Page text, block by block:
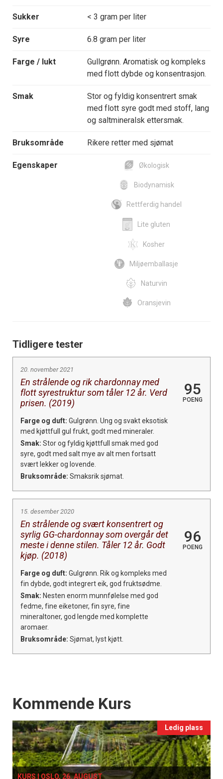
Sukker < 3 gram per liter
Syre 6.8 gram per liter
Farge / lukt
Gullgrønn. Aromatisk og kompleks
med flott dybde og konsentrasjon.
Smak
Stor og fyldig konsentrert smak
med flott syre godt med stoff, lang
og saltmineralsk ettersmak.
Bruksområde Rikere retter med sjømat
Egenskaper Økologisk
Biodynamisk
Rettferdig handel
Lite gluten
Kosher
Miljøemballasje
Naturvin
Oransjevin
Tidligere tester
20. november 2021
En strålende og rik chardonnay med
flott syrestruktur som tåler 12 år. Verd
prisen. (2019)
95
POENG
Farge og duft: Gulgrønn. Ung og svakt eksotisk
med kjøttfull gul frukt, godt med mineraler.
Smak: Stor og fyldig kjøttfull smak med god
syre, godt med salt mye av alt men fortsatt
svært lekker og lovende.
Bruksområde: Smaksrik sjømat.
15. desember 2020
En strålende og svært konsentrert og
syrlig GG-chardonnay som overgår det
meste i denne stilen. Tåler 12 år. Godt
kjøp. (2018)
96
POENG
Farge og duft: Gulgrønn. Rik og kompleks med
fin dybde, godt integrert eik, god fruktsødme.
Smak: Nesten enorm munnfølelse med god
fedme, fine eiketoner, fin syre, fine
mineraltoner, god lengde med komplette
aromaer.
Bruksområde: Sjømat, lyst kjøtt.
Events
Kommende Kurs
Ledig plass
KURS I OSLO, 26. AUGUST